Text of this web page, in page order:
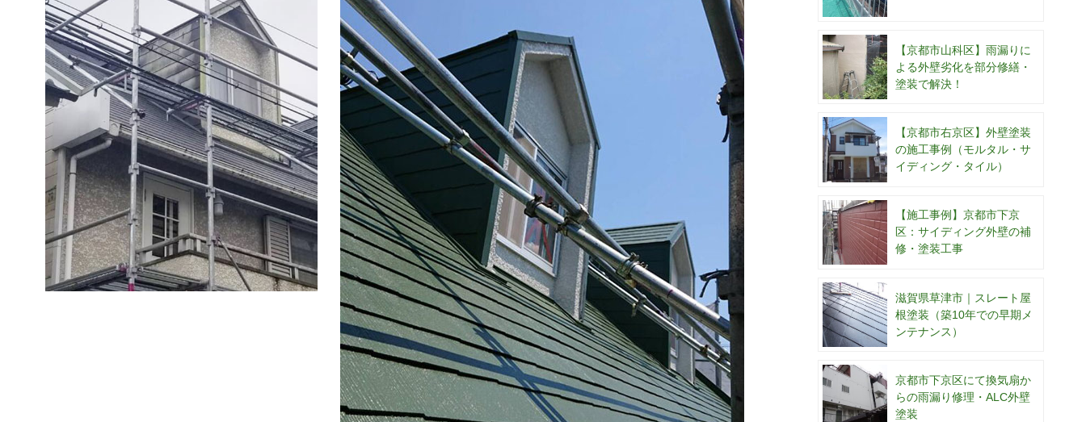
【京都市山科区】雨漏りに
よる外壁劣化を部分修繕・
塗装で解決！
【京都市右京区】外壁塗装
の施工事例（モルタル・サ
イディング・タイル）
【施工事例】京都市下京
区：サイディング外壁の補
修・塗装工事
滋賀県草津市｜スレート屋
根塗装（築10年での早期メ
ンテナンス）
京都市下京区にて換気扇か
らの雨漏り修理・ALC外壁
塗装